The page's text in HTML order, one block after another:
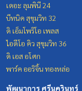
เดอะ ลุมพินี 24
บีทนิค สุขุมวิท 32
ดิ เอ็มโพริโอ เพลส
ไอดีโอ คิว สุขุมวิท 36
ดิ เอส อโศก
พาร์ค ออริจิ้น ทองหล่อ
พัฒนาการ ศรีนครินทร์